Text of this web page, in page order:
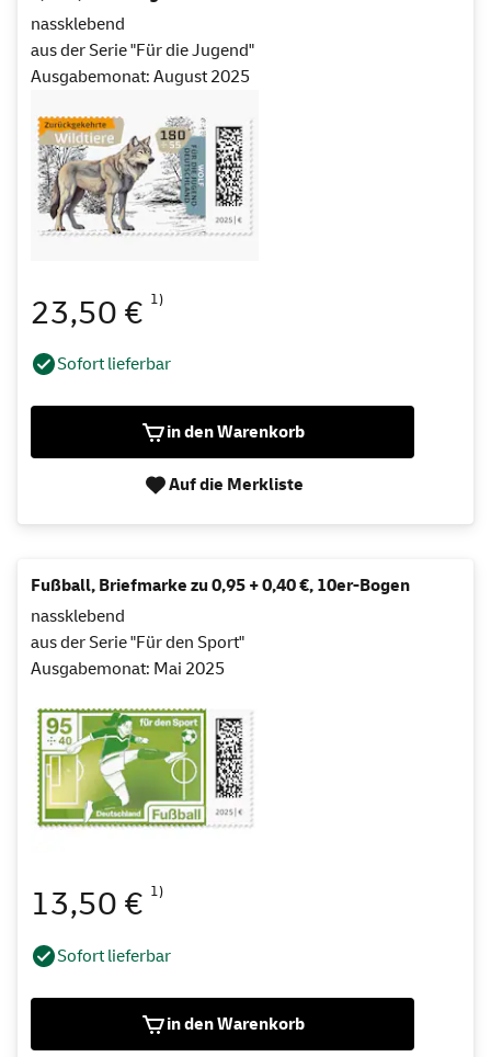
nassklebend
aus der Serie "Für die Jugend"
Ausgabemonat: August 2025
23,50 € 1)
Sofort lieferbar
in den Warenkorb
Auf die Merkliste
Fußball, Briefmarke zu 0,95 + 0,40 €, 10er-Bogen
nassklebend
aus der Serie "Für den Sport"
Ausgabemonat: Mai 2025
13,50 € 1)
Sofort lieferbar
in den Warenkorb